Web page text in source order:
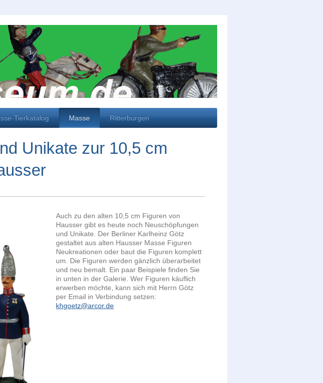
Tierkatalog Masse Ritterburgen
Unikate zur 10,5 cm
Auch zu den alten 10,5 cm Figuren von
Hausser gibt es heute noch Neuschöpfungen
und Unikate. Der Berliner Karlheinz Götz
gestaltet aus alten Hausser Masse Figuren
Neukreationen oder baut die Figuren komplett
um. Die Figuren werden gänzlich überarbeitet
und neu bemalt. Ein paar Beispiele finden Sie
in unten in der Galerie. Wer Figuren käuflich
erwerben möchte, kann sich mit Herrn Götz
per Email in Verbindung setzen:
khgoetz@arcor.de